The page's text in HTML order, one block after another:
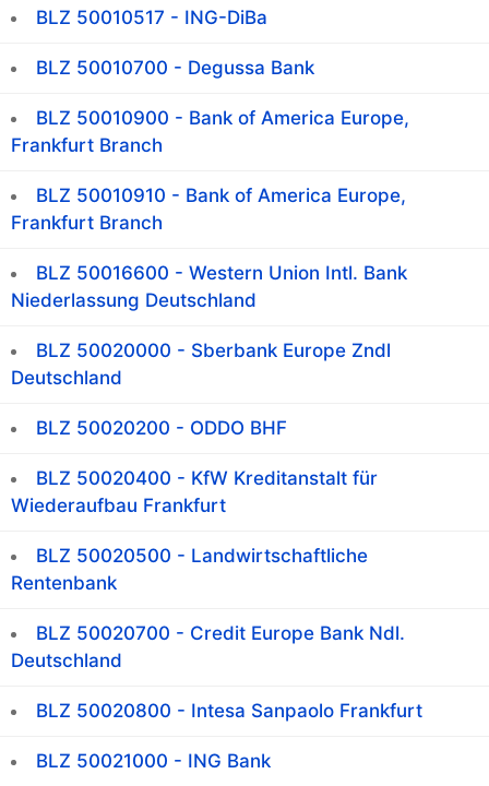
BLZ 50010517 - ING-DiBa
BLZ 50010700 - Degussa Bank
BLZ 50010900 - Bank of America Europe,
Frankfurt Branch
BLZ 50010910 - Bank of America Europe,
Frankfurt Branch
BLZ 50016600 - Western Union Intl. Bank
Niederlassung Deutschland
BLZ 50020000 - Sberbank Europe Zndl
Deutschland
BLZ 50020200 - ODDO BHF
BLZ 50020400 - KfW Kreditanstalt für
Wiederaufbau Frankfurt
BLZ 50020500 - Landwirtschaftliche
Rentenbank
BLZ 50020700 - Credit Europe Bank Ndl.
Deutschland
BLZ 50020800 - Intesa Sanpaolo Frankfurt
BLZ 50021000 - ING Bank